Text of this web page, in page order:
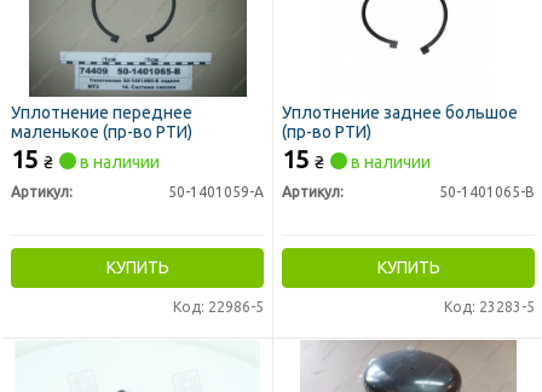
Уплотнение переднее
маленькое (пр-во РТИ)
15 ₴ в наличии
Артикул: 50-1401059-А
КУПИТЬ
Код: 22986-5
Уплотнение заднее большое
(пр-во РТИ)
15 ₴ в наличии
Артикул: 50-1401065-В
КУПИТЬ
Код: 23283-5